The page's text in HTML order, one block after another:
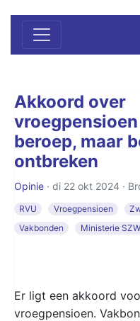
Akkoord over
beroep, maar
ontbreken
Opinie · di 22 okt 2024 ·
RVU Vroegpensioen
Vakbonden
Ministerie SZW
Er ligt een akkoord
vroegpensioen.